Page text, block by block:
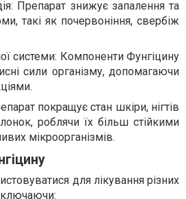
Препарат знижує запалення та
такі як почервоніння, свербіж
системи: Компоненти Фунгіцину
сили організму, допомагаючи
покращує стан шкіри, нігтів
роблячи їх більш стійкими
мікроорганізмів.
для лікування різних